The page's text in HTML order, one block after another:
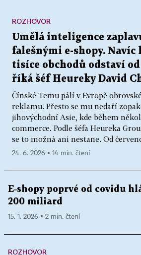
Umělá inteligence
falešnými e-shopy. Navíc
tisíce obchodů odstaví
říká šéf Heureky David
Čínské Temu pálí v Evropě
reklamu. Přesto se mu nedaří
jihovýchodní Asie, kde během
commerce. Podle šéfa Heureka
se to možná ani nestane. Od
ROZHOVOR
24. 6. 2026 ▪ 14 min. čtení
E‑shopy poprvé od covidu
200 miliard
15. 1. 2026 ▪ 2 min. čtení
ROZHOVOR